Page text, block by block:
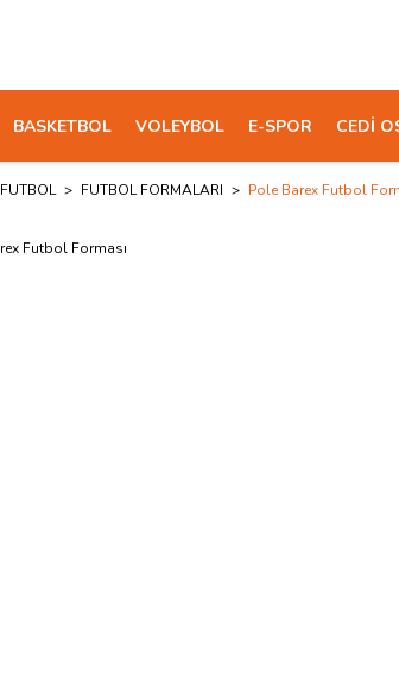
BASKETBOL VOLEYBOL E-SPOR CEDİ
FUTBOL FUTBOL FORMALARI Pole Barex Futbol